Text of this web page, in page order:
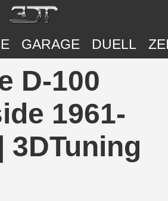
GARAGE DUELL
D-100
1961-
3DTuning